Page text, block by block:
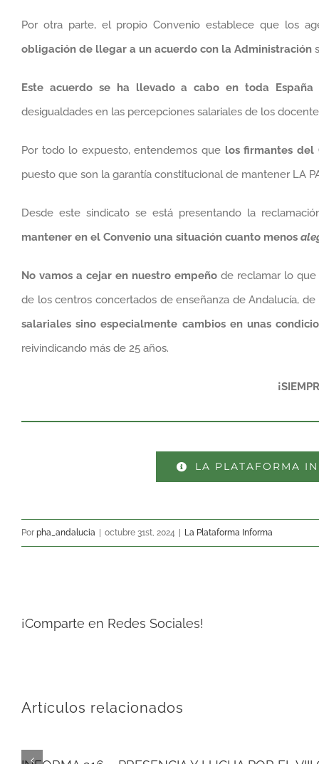
Por otra parte, el propio Convenio establece que los
obligación de llegar a un acuerdo con la Administración
Este acuerdo se ha llevado a cabo en toda
desigualdades en las percepciones salariales de los
Por todo lo expuesto, entendemos que los firmantes del
puesto que son la garantía constitucional de mantener LA
Desde este sindicato se está presentando la
mantener en el Convenio una situación cuanto menos
No vamos a cejar en nuestro empeñode reclamar lo que
de los centros concertados de enseñanza de Andalucía, de
salariales sino especialmente cambios en unas
reivindicando más de 25 años.
LA PLATAFORMA
Por pha_andalucia octubre 31st, 2024 La Plataforma Informa
¡Comparte en Redes Sociales!
Artículos relacionados